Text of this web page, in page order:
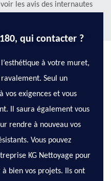
les avis des internautes
qui contacter ?
à votre muret,
Seul un
vos exigences et vous
Il saura également vous
rendre à nouveau vos
Vous pouvez
KG Nettoyage pour
bien vos projets. Ils ont